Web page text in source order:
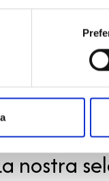
nostra